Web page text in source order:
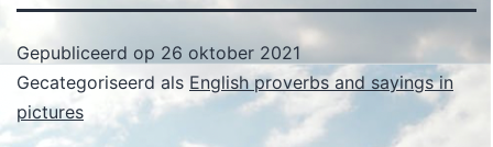
Gepubliceerd op 26 oktober 2021
Gecategoriseerd als English proverbs and sayings in
pictures